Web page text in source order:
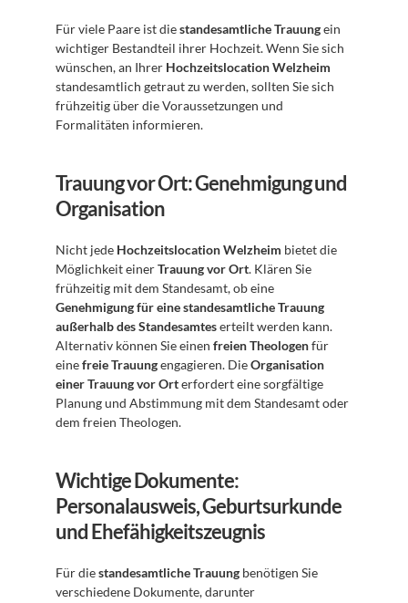
Für viele Paare ist die standesamtliche Trauung ein
wichtiger Bestandteil ihrer Hochzeit. Wenn Sie sich
wünschen, an Ihrer Hochzeitslocation Welzheim
standesamtlich getraut zu werden, sollten Sie sich
frühzeitig über die Voraussetzungen und
Formalitäten informieren.
Trauung vor Ort: Genehmigung und
Organisation
Nicht jede Hochzeitslocation Welzheim bietet die
Möglichkeit einer Trauung vor Ort. Klären Sie
Genehmigung für eine standesamtliche Trauung
außerhalb des Standesamtes erteilt werden kann.
Alternativ können Sie einen freien Theologen für
eine freie Trauung engagieren. Die Organisation
einer Trauung vor Ort erfordert eine sorgfältige
Planung und Abstimmung mit dem Standesamt oder
dem freien Theologen.
Wichtige Dokumente:
Personalausweis, Geburtsurkunde
und Ehefähigkeitszeugnis
Für die standesamtliche Trauung benötigen Sie